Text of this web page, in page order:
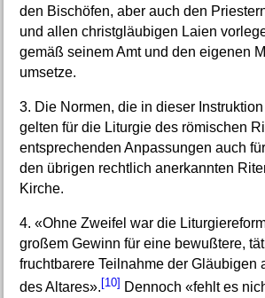
den Bischöfen, aber auch den
und allen christgläubigen Laien
gemäß seinem Amt und den eigenen
umsetze.
3. Die Normen, die in dieser
gelten für die Liturgie des römischen
entsprechenden Anpassungen auch
den übrigen rechtlich anerkannten
Kirche.
4. «Ohne Zweifel war die
großem Gewinn für eine bewußtere,
fruchtbarere Teilnahme der Gläubigen
des Altares». [10] Dennoch «fehlt es